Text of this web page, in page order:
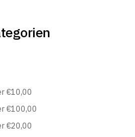
€10,00
€100,00
€20,00